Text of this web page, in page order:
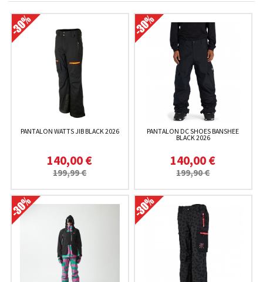
PANTALON WATTS JIB BLACK 2026
140,00 €
199,99 €
PANTALON DC SHOES BANSHEE
BLACK 2026
140,00 €
199,90 €